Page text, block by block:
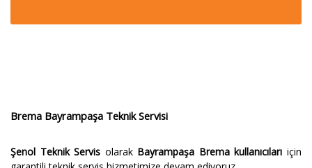
Brema Bayrampaşa Teknik Servisi
Şenol Teknik Servis olarak Bayrampaşa Brema kullanıcıları için